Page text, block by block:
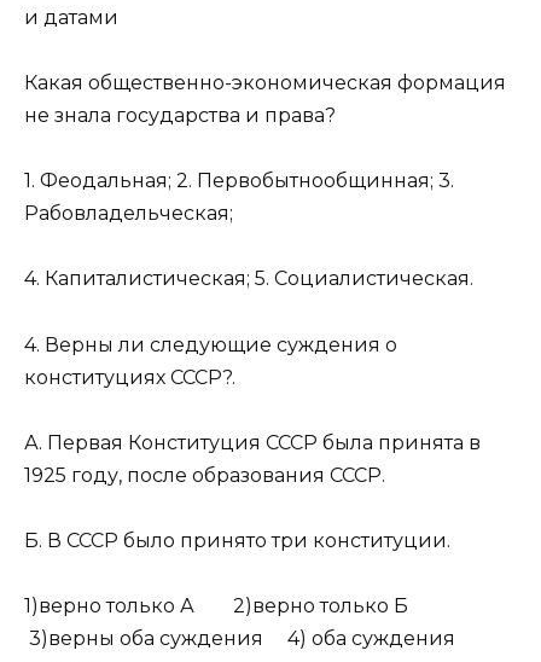
и датами
Какая общественно-экономическая формация
не знала государства и права?
1. Феодальная; 2. Первобытнообщинная; 3.
Рабовладельческая;
4. Капиталистическая; 5. Социалистическая.
4. Верны ли следующие суждения о
конституциях СССР?.
А. Первая Конституция СССР была принята в
1925 году, после образования СССР.
Б. В СССР было принято три конституции.
1)верно только А 2)верно только Б
3)верны оба суждения 4) оба суждения